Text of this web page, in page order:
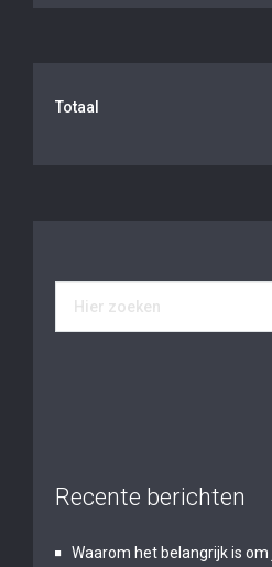
Totaal
Recente berichten
Waarom het belangrijk is